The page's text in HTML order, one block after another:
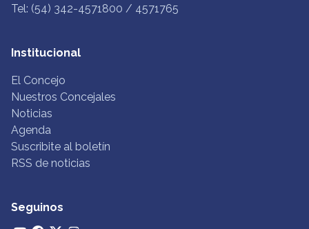
Tel: (54) 342-4571800 / 4571765
Institucional
El Concejo
Nuestros Concejales
Noticias
Agenda
Suscribite al boletín
RSS de noticias
Seguinos